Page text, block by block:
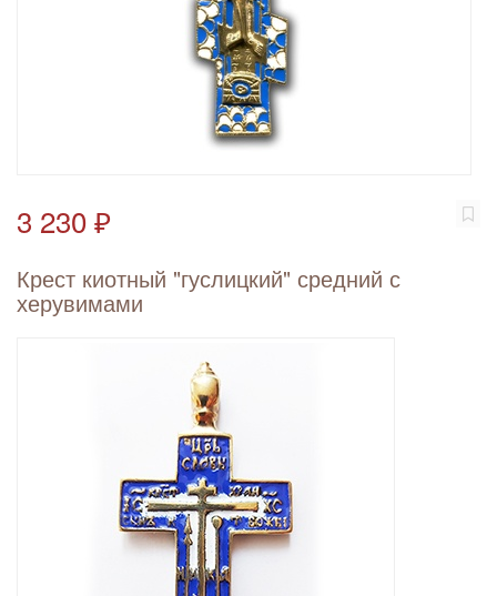
3 230 ₽
Крест киотный "гуслицкий" средний с
херувимами